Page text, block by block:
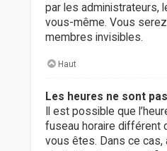
par les administrateurs,
vous-même. Vous
membres invisibles.
Haut
Les heures ne sont
Il est possible que
fuseau horaire différent
vous êtes. Dans ce cas,